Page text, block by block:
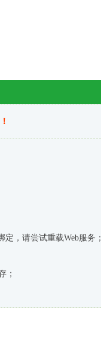
，请尝试重载Web服务；
；